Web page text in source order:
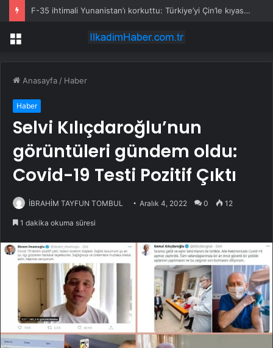
F-35 ihtimali Yunanistan’ı korkuttu: Türkiye’yi Çin’le kıyasladı
Menü
Anasayfa / Haber
Haber
Selvi Kılıçdaroğlu’nun
görüntüleri gündem oldu:
Covid-19 Testi Pozitif Çıktı
İBRAHİM TAYFUN TOMBUL Aralık 4, 2022 0 12
1 dakika okuma süresi